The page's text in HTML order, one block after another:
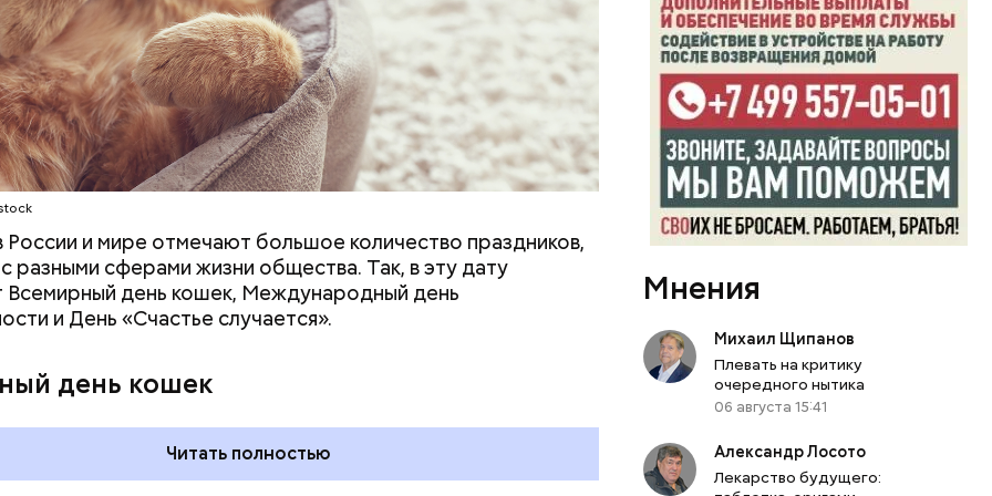
России и мире отмечают большое количество праздников,
с разными сферами жизни общества. Так, в эту дату
Всемирный день кошек, Международный день
и День «Счастье случается».
день кошек
Читать полностью
день холостяка
Мнения
Михаил Щипанов
Плевать на критику
очередного нытика
06 августа 15:41
Александр Лосото
Лекарство будущего: